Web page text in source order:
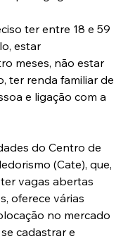
ter entre 18 e 59
estar
meses, não estar
ter renda familiar de
e ligação com a
do Centro de
(Cate), que,
vagas abertas
oferece várias
no mercado
cadastrar e